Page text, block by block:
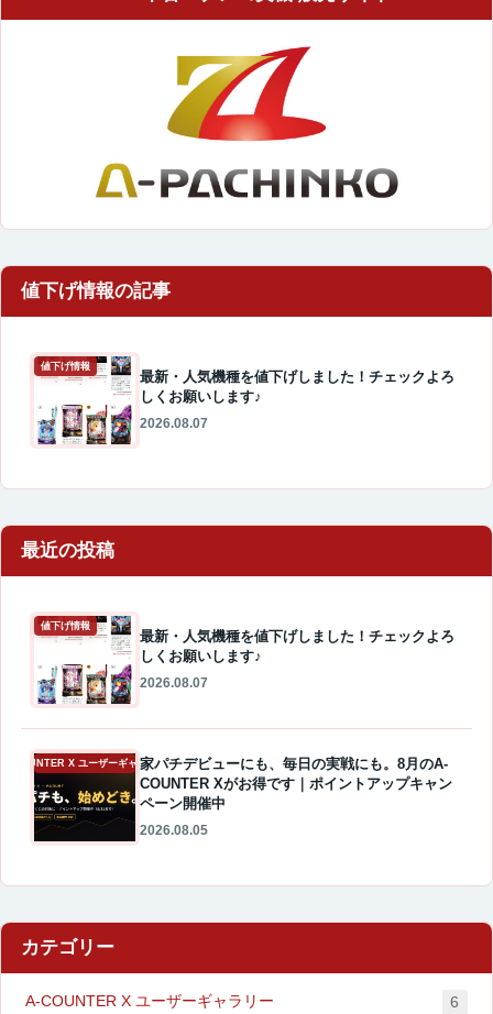
値下げ情報
最新・人気機種を値下げしました！チェックよろ
しくお願いします♪
2026.08.07
最近の投稿
値下げ情報
最新・人気機種を値下げしました！チェックよろ
しくお願いします♪
2026.08.07
A-COUNTER X ユーザーギャラリー家パチデビューにも、毎日の実戦にも。8月のA-
COUNTER Xがお得です｜ポイントアップキャン
ペーン開催中
2026.08.05
カテゴリー
A-COUNTER X ユーザーギャラリー 6